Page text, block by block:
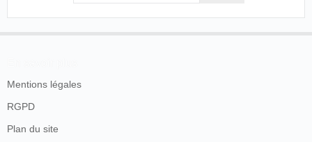
Mentions légales
RGPD
Plan du site